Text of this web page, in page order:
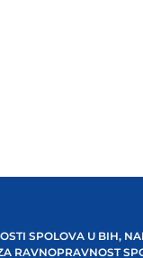
SPOLOVA U BIH,
RAVNOPRAVNOST